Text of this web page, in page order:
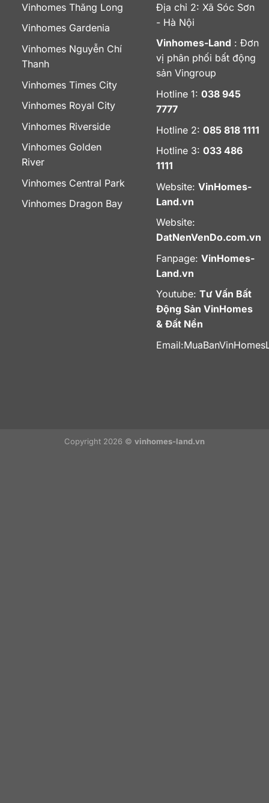
Vinhomes Thăng Long
Vinhomes Gardenia
Vinhomes Nguyễn Chí
Thanh
Vinhomes Times City
Vinhomes Royal City
Vinhomes Riverside
Vinhomes Golden
River
Vinhomes Central Park
Vinhomes Dragon Bay
Địa chỉ 2: Xã Sóc Sơn
- Hà Nội
Vinhomes-Land : Đơn
vị phân phối bất động
sản Vingroup
Hotline 1: 038 945
7777
Hotline 2: 085 818 1111
Hotline 3: 033 486
1111
Website: VinHomes-
Land.vn
Website:
DatNenVenDo.com.vn
Fanpage: VinHomes-
Land.vn
Youtube: Tư Vấn Bất
Động Sản VinHomes
& Đất Nền
Email:
Copyright 2026 © vinhomes-land.vn